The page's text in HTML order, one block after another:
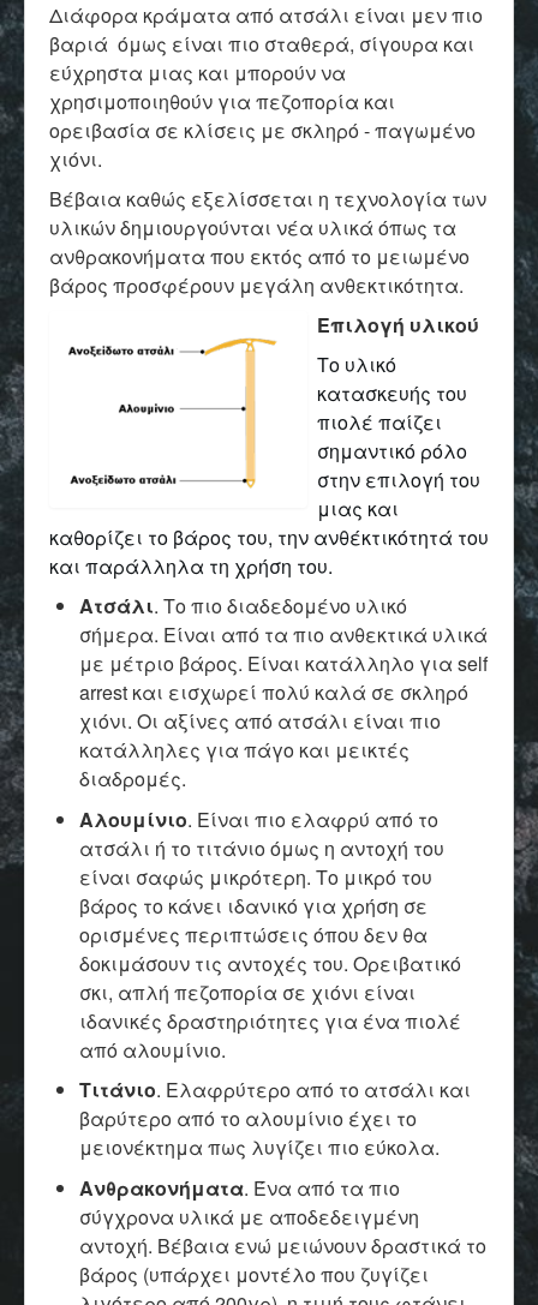
Διάφορα κράματα από ατσάλι είναι μεν πιο
βαριά όμως είναι πιο σταθερά, σίγουρα και
εύχρηστα μιας και μπορούν να
χρησιμοποιηθούν για πεζοπορία και
ορειβασία σε κλίσεις με σκληρό - παγωμένο
χιόνι.
Βέβαια καθώς εξελίσσεται η τεχνολογία των
υλικών δημιουργούνται νέα υλικά όπως τα
ανθρακονήματα που εκτός από το μειωμένο
βάρος προσφέρουν μεγάλη ανθεκτικότητα.
Επιλογή υλικού
Το υλικό
κατασκευής του
πιολέ παίζει
σημαντικό ρόλο
στην επιλογή του
μιας και
καθορίζει το βάρος του, την ανθέκτικότητά του
και παράλληλα τη χρήση του.
Ατσάλι. Το πιο διαδεδομένο υλικό
σήμερα. Είναι από τα πιο ανθεκτικά υλικά
με μέτριο βάρος. Είναι κατάλληλο για self
arrest και εισχωρεί πολύ καλά σε σκληρό
χιόνι. Οι αξίνες από ατσάλι είναι πιο
κατάλληλες για πάγο και μεικτές
διαδρομές.
Αλουμίνιο. Είναι πιο ελαφρύ από το
ατσάλι ή το τιτάνιο όμως η αντοχή του
είναι σαφώς μικρότερη. Το μικρό του
βάρος το κάνει ιδανικό για χρήση σε
ορισμένες περιπτώσεις όπου δεν θα
δοκιμάσουν τις αντοχές του. Ορειβατικό
σκι, απλή πεζοπορία σε χιόνι είναι
ιδανικές δραστηριότητες για ένα πιολέ
από αλουμίνιο.
Τιτάνιο. Ελαφρύτερο από το ατσάλι και
βαρύτερο από το αλουμίνιο έχει το
μειονέκτημα πως λυγίζει πιο εύκολα.
Ανθρακονήματα. Ένα από τα πιο
σύγχρονα υλικά με αποδεδειγμένη
αντοχή. Βέβαια ενώ μειώνουν δραστικά το
βάρος (υπάρχει μοντέλο που ζυγίζει